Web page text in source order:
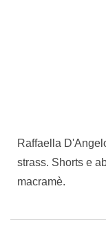
Raffaella
strass. Shorts e
macramè.